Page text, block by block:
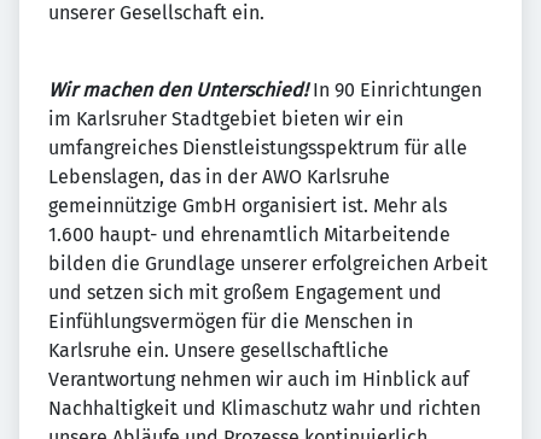
unserer Gesellschaft ein.
Wir machen den Unterschied!In 90 Einrichtungen
im Karlsruher Stadtgebiet bieten wir ein
umfangreiches Dienstleistungsspektrum für alle
Lebenslagen, das in der AWO Karlsruhe
gemeinnützige GmbH organisiert ist. Mehr als
1.600 haupt- und ehrenamtlich Mitarbeitende
bilden die Grundlage unserer erfolgreichen Arbeit
und setzen sich mit großem Engagement und
Einfühlungsvermögen für die Menschen in
Karlsruhe ein. Unsere gesellschaftliche
Verantwortung nehmen wir auch im Hinblick auf
Nachhaltigkeit und Klimaschutz wahr und richten